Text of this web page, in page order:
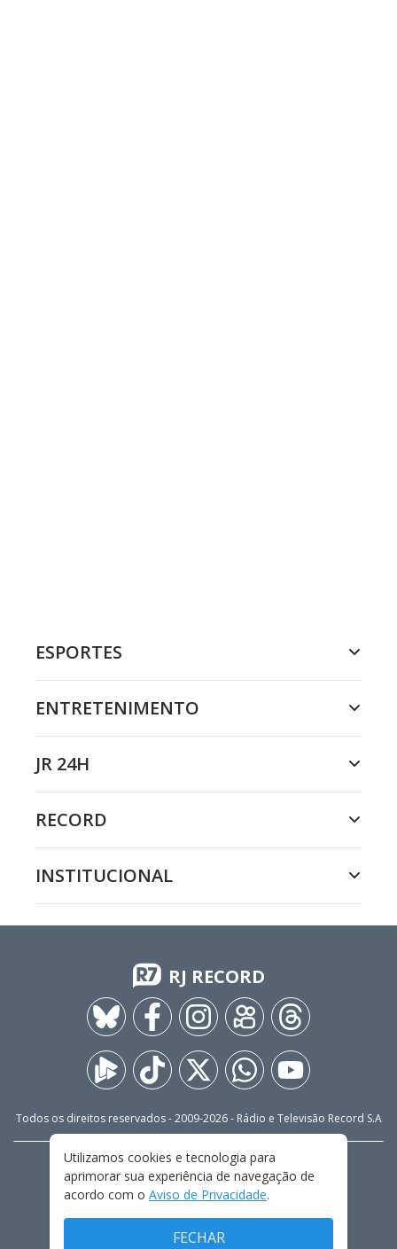
ESPORTES
ENTRETENIMENTO
JR 24H
RECORD
INSTITUCIONAL
RJ RECORD
Todos os direitos reservados - 2009-2026- Rádio e Televisão Record S.A
FALE CONOSCO
PRIVACIDADE
TERMOS E CONDIÇÕES DE USO
Utilizamos cookies e tecnologia para
aprimorar sua experiência de navegação de
acordo com o Aviso de Privacidade.
FECHAR